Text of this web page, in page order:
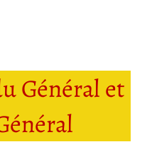
Général et